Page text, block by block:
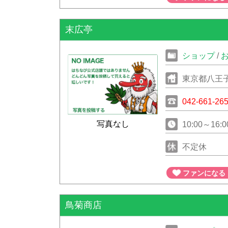
末広亭
写真なし
ショップ/
東京都八王
042-661-
10:00～
不定休
ファンになる
鳥菊商店